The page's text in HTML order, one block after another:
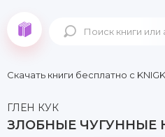
Скачать книги бесплатно c
ГЛЕН КУК
ЗЛОБНЫЕ ЧУГУННЫЕ